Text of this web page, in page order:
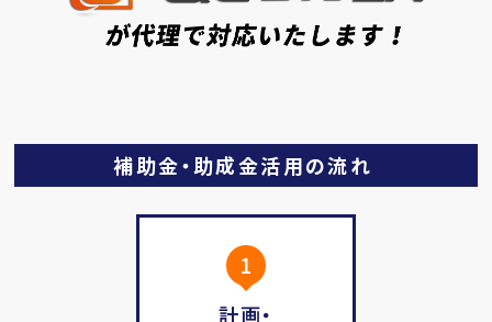
補助金・助成金活用の流れ
1
計画・